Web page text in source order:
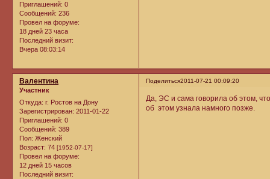
Приглашений: 0
Сообщений: 236
Провел на форуме:
18 дней 23 часа
Последний визит:
Вчера 08:03:14
Поделиться2011-07-21 00:09:20
Валентина
Участник
Откуда: г. Ростов на Дону
Зарегистрирован: 2011-01-22
Приглашений: 0
Сообщений: 389
Пол: Женский
Возраст: 74 [1952-07-17]
Провел на форуме:
12 дней 15 часов
Последний визит:
Да, ЭС и сама говорила об этом,
об этом узнала намного позже.